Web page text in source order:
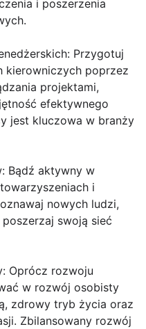
i poszerzenia
Przygotuj
kierowniczych poprzez
projektami,
efektywnego
jest kluczowa w branży
Bądź aktywny w
i
nowych ludzi,
swoją sieć
Oprócz rozwoju
w rozwój osobisty
zdrowy tryb życia oraz
Zbilansowany rozwój